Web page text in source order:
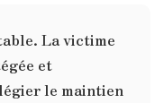
La victime
et
le maintien